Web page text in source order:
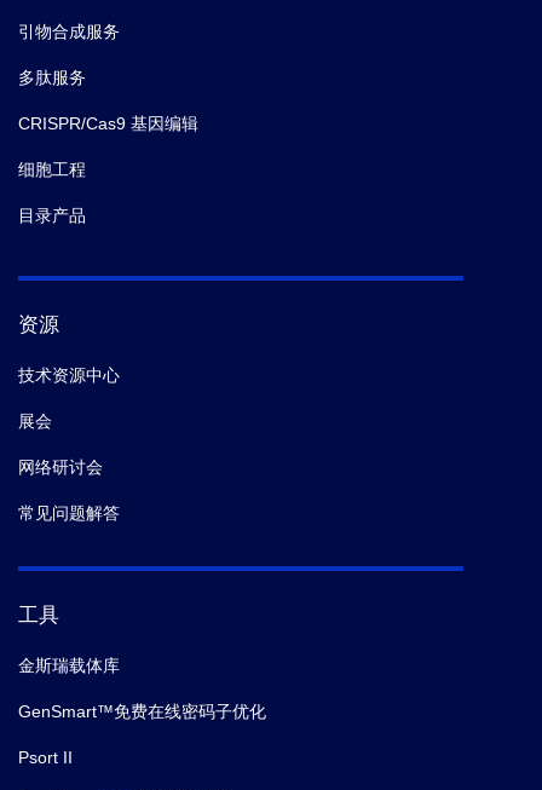
引物合成服务
多肽服务
CRISPR/Cas9 基因编辑
细胞工程
目录产品
资源
技术资源中心
展会
网络研讨会
常见问题解答
工具
金斯瑞载体库
GenSmart™免费在线密码子优化
Psort II